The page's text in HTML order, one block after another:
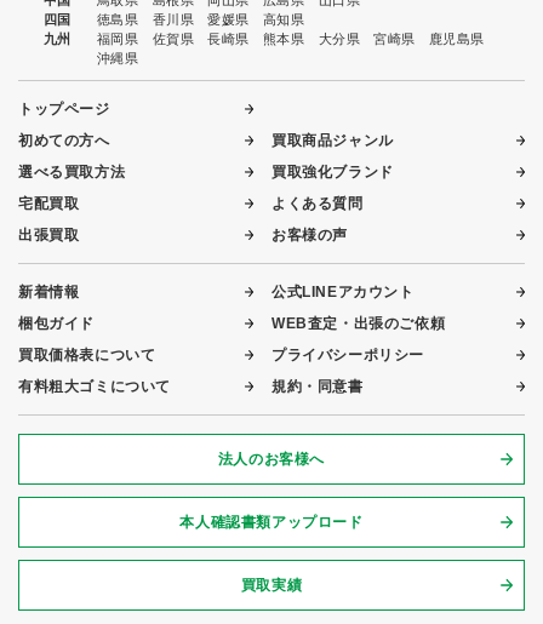
四国
徳島県 香川県 愛媛県
高知県
九州
福岡県 佐賀県 長崎県 熊本県 大分県 宮崎県
鹿児島県
沖縄県
トップページ
初めての方へ
選べる買取方法
宅配買取
出張買取
買取商品ジャンル
買取強化ブランド
よくある質問
お客様の声
新着情報
梱包ガイド
買取価格表について
有料粗大ゴミについて
公式LINEアカウント
WEB査定・出張のご依頼
プライバシーポリシー
規約・同意書
法人のお客様へ
本人確認書類アップロード
買取実績